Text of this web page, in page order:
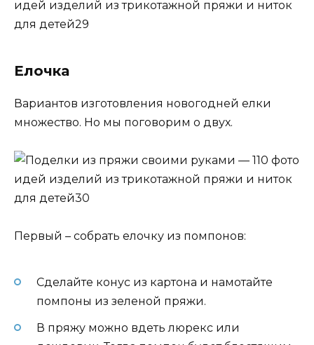
Елочка
Вариантов изготовления новогодней елки
множество. Но мы поговорим о двух.
Первый – собрать елочку из помпонов:
Сделайте конус из картона и намотайте
помпоны из зеленой пряжи.
В пряжу можно вдеть люрекс или